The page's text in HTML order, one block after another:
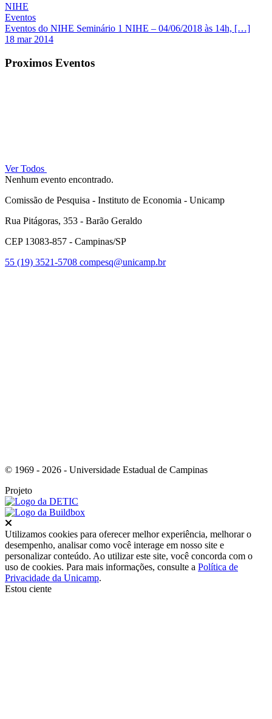
NIHE
Eventos
Eventos do NIHE Seminário 1 NIHE – 04/06/2018 às 14h, […]
18 mar 2014
Proximos Eventos
Ver Todos
Nenhum evento encontrado.
Comissão de Pesquisa - Instituto de Economia - Unicamp
Rua Pitágoras, 353 - Barão Geraldo
CEP 13083-857 - Campinas/SP
55 (19) 3521-5708 compesq@unicamp.br
© 1969 - 2026 - Universidade Estadual de Campinas
Projeto
Utilizamos cookies para oferecer melhor experiência, melhorar o
desempenho, analisar como você interage em nosso site e
personalizar conteúdo. Ao utilizar este site, você concorda com o
uso de cookies. Para mais informações, consulte a Política de
Privacidade da Unicamp.
Estou ciente